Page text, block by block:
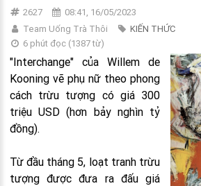
2627
08:41, 16/05/2023
Team Uống Trà Thôi
KIẾN THỨC
6 phút đọc(1387từ)
"Interchange" của Willem de
Kooning vẽ phụ nữ theo phong
cách trừu tượng có giá 300
triệu USD (hơn bảy nghìn tỷ
đồng).
Từ đầu tháng 5, loạt tranh trừu
tượng được đưa ra đấu giá